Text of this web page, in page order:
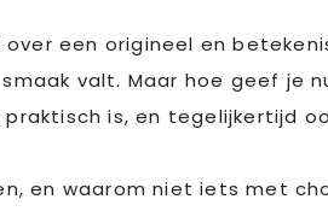
een origineel en
valt. Maar hoe geef je
is, en tegelijkertijd
en waarom niet iets met